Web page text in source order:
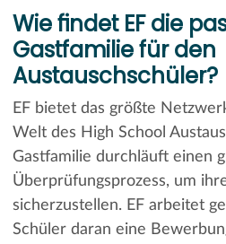
Wie findet EF die
Gastfamilie für den
Austauschschüler?
EF bietet das größte
Welt des High School
Gastfamilie durchläuft einen
Überprüfungsprozess, um
sicherzustellen. EF arbeitet
Schüler daran eine